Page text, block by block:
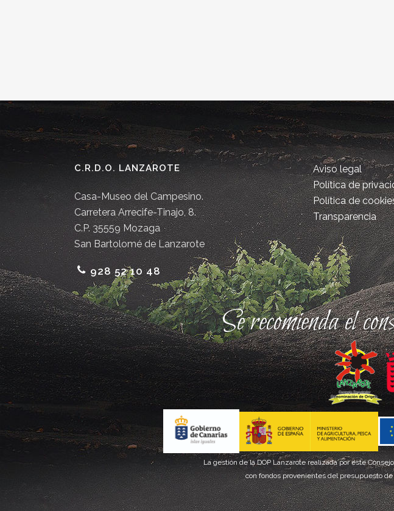
C.R.D.O. LANZAROTE
Casa-Museo del Campesino.
Carretera Arrecife-Tinajo, 8.
C.P. 35559 Mozaga
San Bartolomé de Lanzarote
928 52 10 48
Aviso legal
Política de
Política de
Transparencia
Se recomienda el
La gestión de la DOP Lanzarote realizada por este
con fondos provenientes del presupuesto